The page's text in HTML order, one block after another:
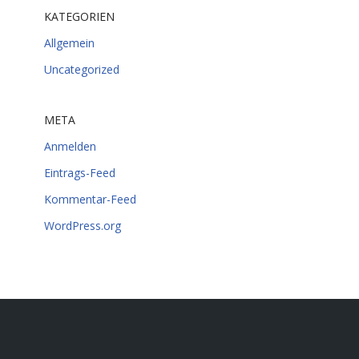
KATEGORIEN
Allgemein
Uncategorized
META
Anmelden
Eintrags-Feed
Kommentar-Feed
WordPress.org